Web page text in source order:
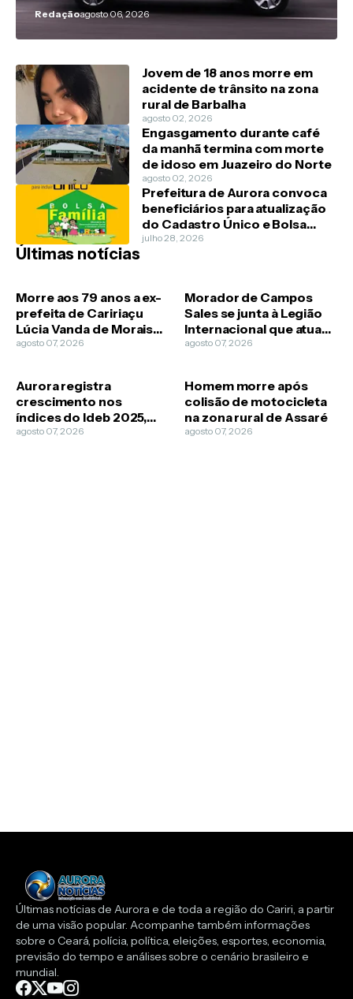
Redaçãoagosto 06, 2026
Jovem de 18 anos morre em
acidente de trânsito na zona
rural de Barbalha
agosto 02, 2026
Engasgamento durante café
da manhã termina com morte
de idoso em Juazeiro do Norte
agosto 02, 2026
Prefeitura de Aurora convoca
beneficiários para atualização
do Cadastro Único e Bolsa
Família
julho 28, 2026
Últimas notícias
Morre aos 79 anos a ex-
prefeita de Caririaçu
Lúcia Vanda de Morais
Guimarães
agosto 07, 2026
Morador de Campos
Sales se junta à Legião
Internacional que atua
na guerra da Ucrânia
agosto 07, 2026
Aurora registra
crescimento nos
índices do Ideb 2025,
aponta divulgação da
agosto 07, 2026
Homem morre após
colisão de motocicleta
na zona rural de Assaré
agosto 07, 2026
Últimas notícias de Aurora e de toda a região do Cariri, a partir
de uma visão popular. Acompanhe também informações
sobre o Ceará, polícia, política, eleições, esportes, economia,
previsão do tempo e análises sobre o cenário brasileiro e
mundial.